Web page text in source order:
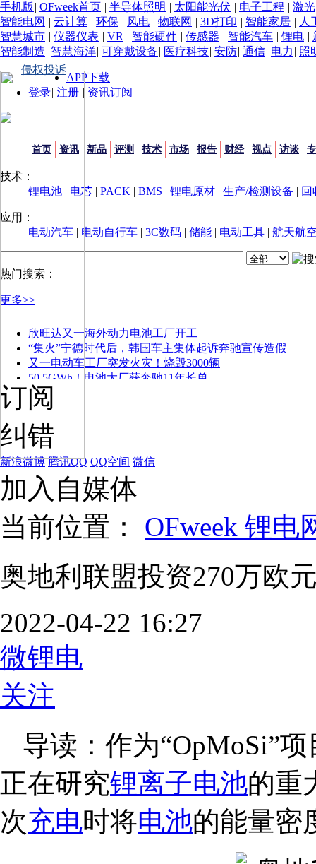
手机版 | OFweek首页 | 半导体照明 | 太阳能光伏 | 电子工程 | 激光
智能电网 | 云计算 | 环保 | 风电 | 物联网 | 3D打印 | 智能家居 | 人
智慧城市 | 仪器仪表 | VR | 智能硬件 | 传感器 | 智能汽车 | 锂电 |
智能制造| 智慧海洋| 可穿戴设备| 医疗科技| 安防| 通信| 电力 | 照
侵权投诉
APP下载
登录| 注册 | 资讯订阅
首页 资讯 新品 评测 技术 市场 报告 财经 视点 访谈
技术：
锂电池 | 电芯 | PACK | BMS | 锂电原材 | 生产/检测设备 | 回
应用：
电动汽车 | 电动自行车 | 3C数码 | 储能 | 电动工具 | 航天航
热门搜索：
更多>>
欣旺达又一海外动力电池工厂开工
“集火”宁德时代后，韩国车主集体起诉奔驰宣传造假
又一电动车工厂突发火灾！烧毁3000辆
50.5GWh！电池大厂获奔驰11年长单
订阅
纠错
新浪微博 腾讯QQ QQ空间 微信
加入自媒体
当前位置： OFweek 锂电
奥地利联盟投资270万欧
2022-04-22 16:27
微锂电
关注
导读：作为“OpMoSi”
正在研究锂离子电池的重
次充电时将电池的能量密